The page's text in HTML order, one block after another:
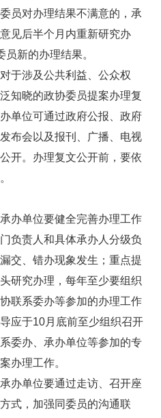
员对办理结果不满意的，承
见后半个月内重新研究办
新的办理结果。
于涉及公共利益、公众权
知晓的政协委员提案办理复
单位可通过政府公报、政府
布会以及报刊、广播、电视
开。办理复文公开前，要依
办单位要健全完善办理工作
负责人和具体承办人分级负
交、错办现象发生；重点提
研究办理，每年至少要组织
联系委办等参加的办理工作
应于10月底前至少组织召开
委办、承办单位等参加的专
办理工作。
办单位要通过走访、召开座
式，加强同委员的沟通联